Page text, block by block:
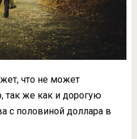
что не может
так же как и дорогую
с половиной доллара в